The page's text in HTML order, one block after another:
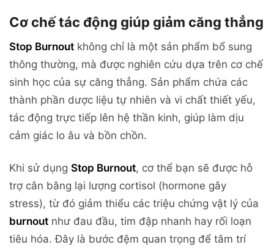
Cơ chế tác động giúp giảm căng thẳng
Stop Burnout không chỉ là một sản phẩm bổ sung
thông thường, mà được nghiên cứu dựa trên cơ chế
sinh học của sự căng thẳng. Sản phẩm chứa các
thành phần dược liệu tự nhiên và vi chất thiết yếu,
tác động trực tiếp lên hệ thần kinh, giúp làm dịu
cảm giác lo âu và bồn chồn.
Khi sử dụng Stop Burnout, cơ thể bạn sẽ được hỗ
trợ cân bằng lại lượng cortisol (hormone gây
stress), từ đó giảm thiểu các triệu chứng vật lý của
burnout như đau đầu, tim đập nhanh hay rối loạn
tiêu hóa. Đây là bước đệm quan trọng để tâm trí